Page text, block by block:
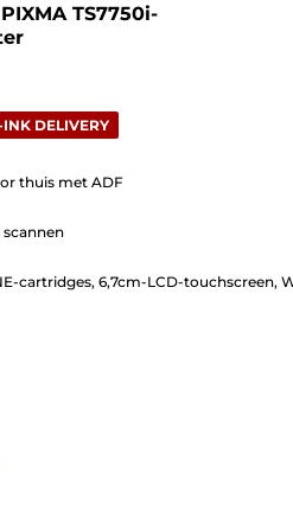
TS7750i-
INK DELIVERY
thuis met ADF
cartridges, 6,7cm-LCD-touchscreen,